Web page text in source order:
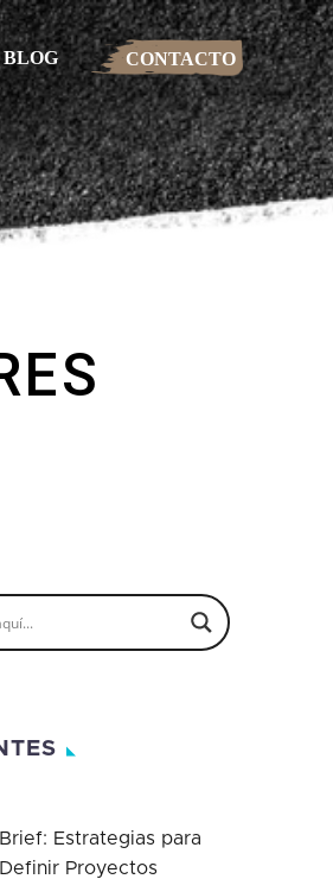
BLOG CONTACTO
Brief: Estrategias para
Definir Proyectos